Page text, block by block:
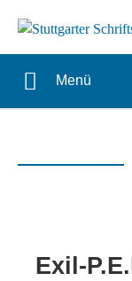
Menü
Exil-